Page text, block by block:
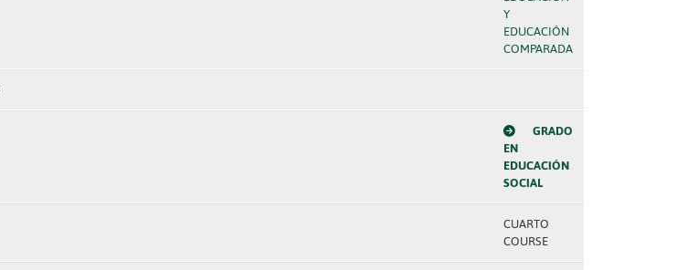
Y
EDUCACIÓN
COMPARADA
GRADO
EN
EDUCACIÓN
SOCIAL
CUARTO
COURSE